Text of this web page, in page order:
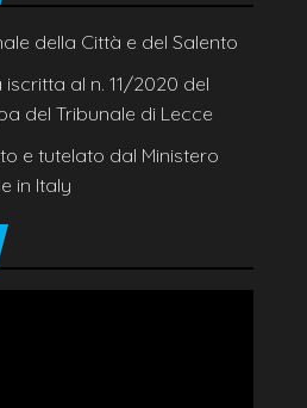
della Città e del Salento
al n. 11/2020 del
del Tribunale di Lecce
e tutelato dal Ministero
in Italy